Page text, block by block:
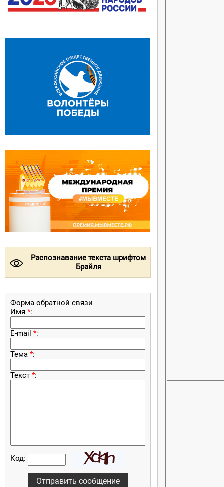
©
Распознавание текста шрифтом
Брайля
Форма обратной связи
Имя *:
E-mail *:
Тема *:
Текст *:
Код: